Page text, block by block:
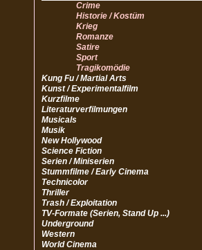
Crime
Historie / Kostüm
Krieg
Romanze
Satire
Sport
Tragikomödie
Kung Fu / Martial Arts
Kunst / Experimentalfilm
Kurzfilme
Literaturverfilmungen
Musicals
Musik
New Hollywood
Science Fiction
Serien / Miniserien
Stummfilme / Early Cinema
Technicolor
Thriller
Trash / Exploitation
TV-Formate (Serien, Stand Up ...)
Underground
Western
World Cinema